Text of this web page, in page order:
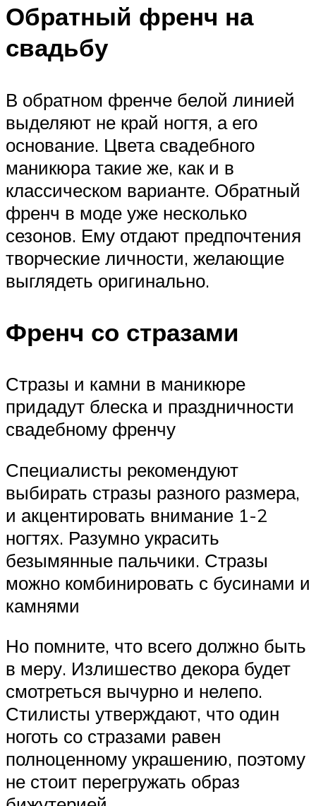
Обратный френч на
свадьбу
В обратном френче белой линией
выделяют не край ногтя, а его
основание. Цвета свадебного
маникюра такие же, как и в
классическом варианте. Обратный
френч в моде уже несколько
сезонов. Ему отдают предпочтения
творческие личности, желающие
выглядеть оригинально.
Френч со стразами
Стразы и камни в маникюре
придадут блеска и праздничности
свадебному френчу
Специалисты рекомендуют
выбирать стразы разного размера,
и акцентировать внимание 1-2
ногтях. Разумно украсить
безымянные пальчики. Стразы
можно комбинировать с бусинами и
камнями
Но помните, что всего должно быть
в меру. Излишество декора будет
смотреться вычурно и нелепо.
Стилисты утверждают, что один
ноготь со стразами равен
полноценному украшению, поэтому
не стоит перегружать образ